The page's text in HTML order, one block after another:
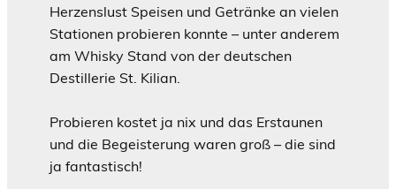
Herzenslust Speisen und Getränke an vielen
Stationen probieren konnte – unter anderem
am Whisky Stand von der deutschen
Destillerie St. Kilian.
Probieren kostet ja nix und das Erstaunen
und die Begeisterung waren groß – die sind
ja fantastisch!